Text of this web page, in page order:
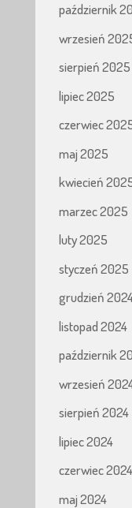
październik
wrzesień
sierpień 2025
lipiec 2025
czerwiec
maj 2025
kwiecień
marzec 2025
luty 2025
styczeń 2025
grudzień
listopad 2024
październik
wrzesień
sierpień 2024
lipiec 2024
czerwiec 2024
maj 2024